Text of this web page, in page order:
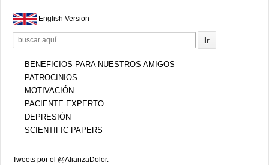
English Version
Search
for:
BENEFICIOS PARA NUESTROS AMIGOS
PATROCINIOS
MOTIVACIÓN
PACIENTE EXPERTO
DEPRESIÓN
SCIENTIFIC PAPERS
Tweets por el @AlianzaDolor.